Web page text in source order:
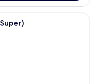
δωμάτιο